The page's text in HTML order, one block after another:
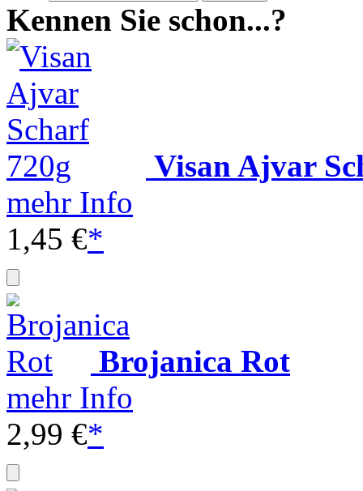
Kennen Sie schon...?
Visan Ajvar
mehr Info
1,45 €*
Brojanica Rot
mehr Info
2,99 €*